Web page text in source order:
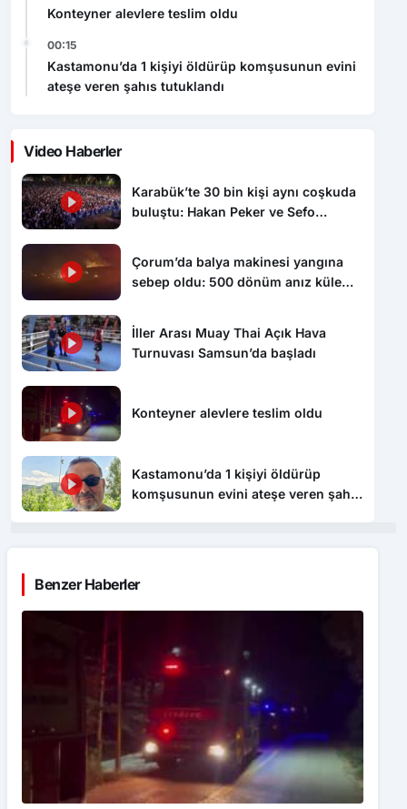
Konteyner alevlere teslim oldu
00:15
Kastamonu’da 1 kişiyi öldürüp komşusunun evini
ateşe veren şahıs tutuklandı
Video Haberler
Karabük’te 30 bin kişi aynı coşkuda
buluştu: Hakan Peker ve Sefo
Çorum’da balya makinesi yangına
sebep oldu: 500 dönüm anız küle
İller Arası Muay Thai Açık Hava
Turnuvası Samsun’da başladı
Konteyner alevlere teslim oldu
Kastamonu’da 1 kişiyi öldürüp
komşusunun evini ateşe veren şahıs
Benzer Haberler